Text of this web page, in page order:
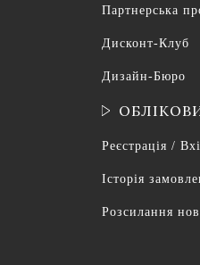
Партнерська
Дисконт-Клуб
Дизайн-Бюро
Реєстрація /
Історія
Розсилання